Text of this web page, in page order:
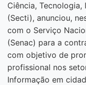
Ciência,
(Secti), anunciou,
com o Serviço
(Senac) para a
com objetivo de
profissional nos
Informação em